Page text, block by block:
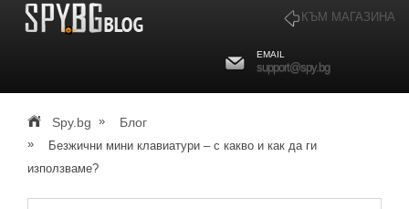
КЪМ МАГАЗИНА
EMAIL
support@spy.bg
Spy.bg » Блог
»
Безжични мини клавиатури – с какво и как да ги
използваме?